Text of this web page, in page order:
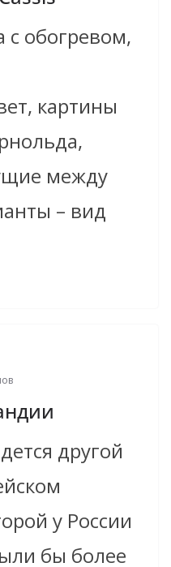
с обогревом,
картины
между
– вид
другой
у России
бы более